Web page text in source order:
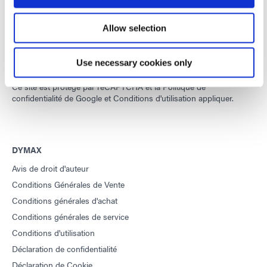
Allow selection
Use necessary cookies only
Développer des matériaux innovants à durcissement rapide et à
photopolymérisation, des équipements de dosage et des
considérablement l'efficacité de la fabrication.
Ce site est protégé par reCAPTCHA et laPolitique de
confidentialité de Google etConditions d'utilisation appliquer.
DYMAX
Avis de droit d'auteur
Conditions Générales de Vente
Conditions générales d'achat
Conditions générales de service
Conditions d'utilisation
Déclaration de confidentialité
Déclaration de Cookie